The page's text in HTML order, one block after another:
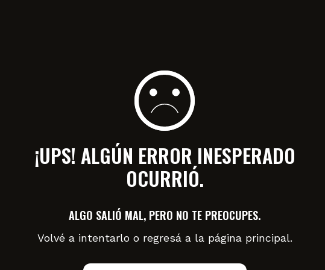
¡UPS! ALGÚN ERROR INESPERADO
OCURRIÓ.
ALGO SALIÓ MAL, PERO NO TE PREOCUPES.
Volvé a intentarlo o regresá a la página principal.